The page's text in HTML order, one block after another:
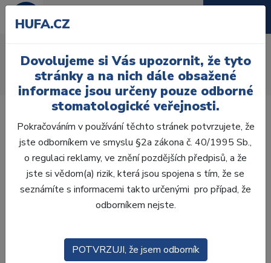
Úvod Ordinace Přístroje
Sterilizace a hygiena
Demineralizátory
Laboratoř
Ordinace
HUFA.CZ
Dovolujeme si Vás upozornit, že tyto
stránky a na nich dále obsažené
informace jsou určeny pouze odborné
stomatologické veřejnosti.
Pokračováním v používání těchto stránek potvrzujete, že
jste odborníkem ve smyslu §2a zákona č. 40/1995 Sb.,
o regulaci reklamy, ve znění pozdějších předpisů, a že
jste si vědom(a) rizik, která jsou spojena s tím, že se
seznámíte s informacemi takto určenými pro případ, že
odborníkem nejste.
POTVRZUJI, že jsem odborník